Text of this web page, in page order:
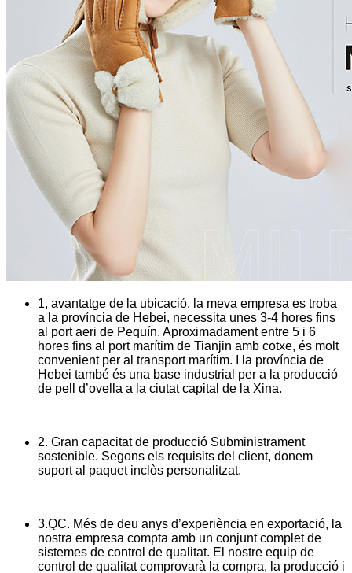
1, avantatge de la ubicació, la meva empresa es troba
a la província de Hebei, necessita unes 3-4 hores fins
al port aeri de Pequín. Aproximadament entre 5 i 6
hores fins al port marítim de Tianjin amb cotxe, és molt
convenient per al transport marítim. I la província de
Hebei també és una base industrial per a la producció
de pell d’ovella a la ciutat capital de la Xina.
2. Gran capacitat de producció Subministrament
sostenible. Segons els requisits del client, donem
suport al paquet inclòs personalitzat.
3.QC. Més de deu anys d’experiència en exportació, la
nostra empresa compta amb un conjunt complet de
sistemes de control de qualitat. El nostre equip de
control de qualitat comprovarà la compra, la producció i